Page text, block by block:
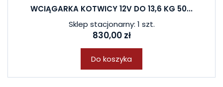
WCIĄGARKA KOTWICY 12V DO 13,6 KG 50...
Sklep stacjonarny: 1 szt.
830,00 zł
Do koszyka